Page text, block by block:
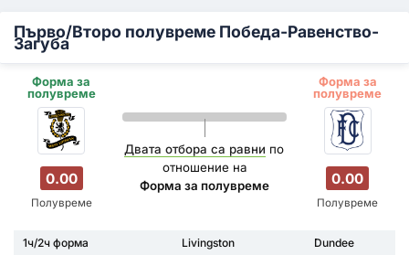
Първо/Второ полувреме Победа-Равенство-
Загуба
Форма за
полувреме
Форма за
полувреме
0.00
Полувреме
Двата отбора са равни по
отношение на
Форма за полувреме
0.00
Полувреме
1ч/2ч форма Livingston
Dundee